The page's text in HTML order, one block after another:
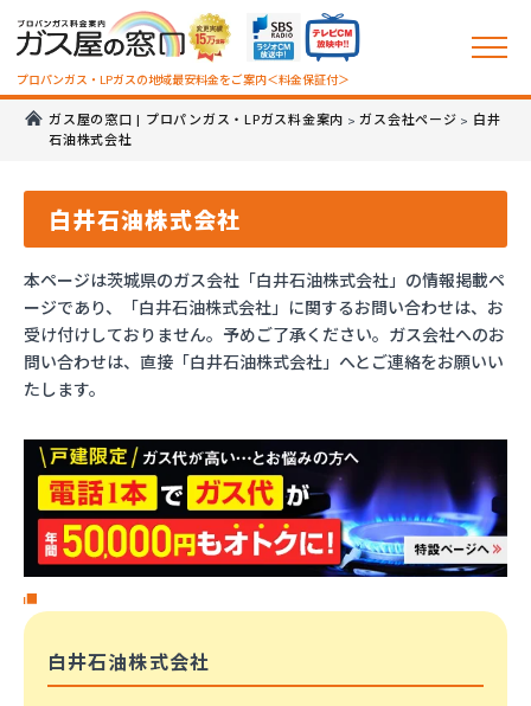
プロパンガス・LPガスの地域最安料金をご案内＜料金保証付＞
ガス屋の窓口 | プロパンガス・LPガス料金案内 >ガス会社ページ > 白井
石油株式会社
白井石油株式会社
本ページは茨城県のガス会社「白井石油株式会社」の情報掲載ペ
ージであり、「白井石油株式会社」に関するお問い合わせは、お
受け付けしておりません。予めご了承ください。ガス会社へのお
問い合わせは、直接「白井石油株式会社」へとご連絡をお願いい
たします。
白井石油株式会社